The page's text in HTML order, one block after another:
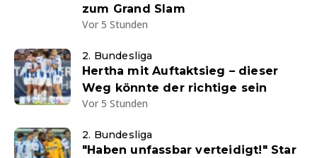
zum Grand Slam
Vor 5 Stunden
2. Bundesliga
Hertha mit Auftaktsieg – dieser
Weg könnte der richtige sein
Vor 5 Stunden
2. Bundesliga
"Haben unfassbar verteidigt!" Star